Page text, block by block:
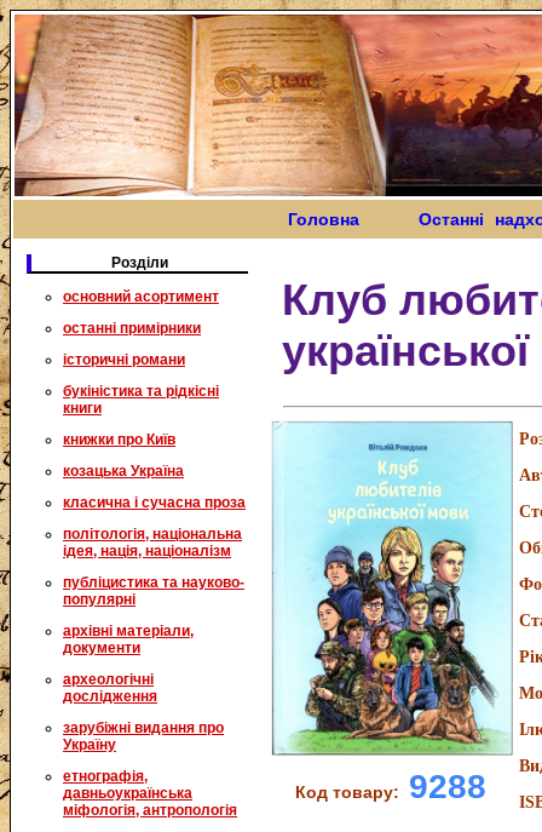
Головна Останні
Розділи
основний асортимент
останні примірники
історичні романи
букіністика та рідкісні
книги
книжки про Київ
козацька Україна
класична і сучасна проза
політологія, національна
ідея, нація, націоналізм
публіцистика та науково-
популярні
архівні матеріали,
документи
археологічні
дослідження
зарубіжні видання про
Україну
етнографія,
давньоукраїнська
міфологія, антропологія
Клуб
Код товару: 9288